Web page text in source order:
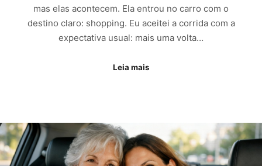
mas elas acontecem. Ela entrou no carro com o
destino claro: shopping. Eu aceitei a corrida com a
expectativa usual: mais uma volta…
Leia mais